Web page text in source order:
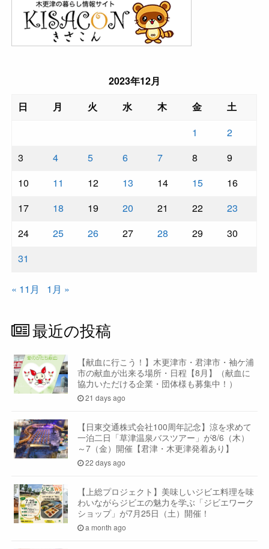
2023年12月
日
月 火 水 木 金
土
1
2
3
4 5 6 7 8
9
10
11 12 13 14 15
16
17
18 19 20 21 22
23
24
25 26 27 28 29
30
31
« 11月 1月 »
最近の投稿
【献血に行こう！】木更津市・君津市・袖ケ浦
市の献血が出来る場所・日程【8月】（献血に
協力いただける企業・団体様も募集中！）
21 days ago
【日東交通株式会社100周年記念】涼を求めて
一泊二日「草津温泉バスツアー」が8/6（木）
～7（金）開催【君津・木更津発着あり】
22 days ago
【上総プロジェクト】美味しいジビエ料理を味
わいながらジビエの魅力を学ぶ「ジビエワーク
ショップ」が7月25日（土）開催！
a month ago